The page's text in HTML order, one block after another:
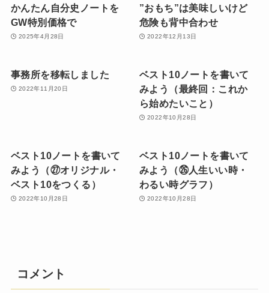
かんたん自分史ノートを
GW特別価格で
2025年4月28日
”おもち”は美味しいけど
危険も背中合わせ
2022年12月13日
事務所を移転しました
2022年11月20日
ベスト10ノートを書いて
みよう（最終回：これか
ら始めたいこと）
2022年10月28日
ベスト10ノートを書いて
みよう（㉗オリジナル・
ベスト10をつくる）
2022年10月28日
ベスト10ノートを書いて
みよう（㉖人生いい時・
わるい時グラフ）
2022年10月28日
コメント